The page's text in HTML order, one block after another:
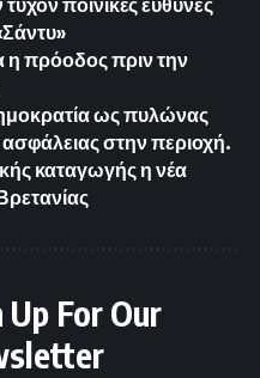
η πρόοδος πριν την
ως πυλώνας
στην περιοχή.
καταγωγής η νέα
Up For Our